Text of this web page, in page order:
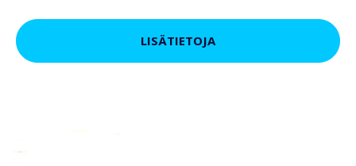
LISÄTIETOJA